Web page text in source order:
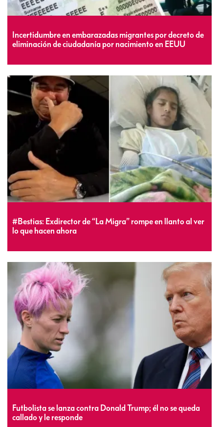
Incertidumbre en embarazadas migrantes por decreto de
eliminación de ciudadanía por nacimiento en EEUU
#Bestias: Exdirector de “La Migra” rompe en llanto al ver
lo que hacen ahora
Futbolista se lanza contra Donald Trump; él no se queda
callado y le responde